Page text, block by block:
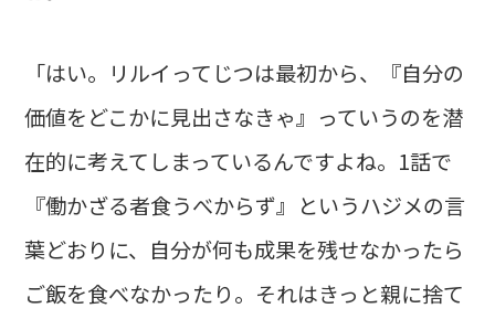
「はい。リルイってじつは最初から、『自分の
価値をどこかに見出さなきゃ』っていうのを潜
在的に考えてしまっているんですよね。1話で
『働かざる者食うべからず』というハジメの言
葉どおりに、自分が何も成果を残せなかったら
ご飯を食べなかったり。それはきっと親に捨て